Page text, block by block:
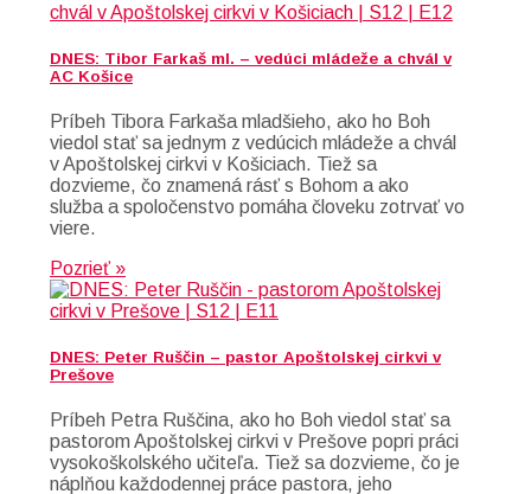
DNES: Tibor Farkaš ml. – vedúci mládeže a chvál v
AC Košice
Príbeh Tibora Farkaša mladšieho, ako ho Boh
viedol stať sa jednym z vedúcich mládeže a chvál
v Apoštolskej cirkvi v Košiciach. Tiež sa
dozvieme, čo znamená rásť s Bohom a ako
služba a spoločenstvo pomáha človeku zotrvať vo
viere.
Pozrieť »
DNES: Peter Ruščin – pastor Apoštolskej cirkvi v
Prešove
Príbeh Petra Ruščina, ako ho Boh viedol stať sa
pastorom Apoštolskej cirkvi v Prešove popri práci
vysokoškolského učiteľa. Tiež sa dozvieme, čo je
náplňou každodennej práce pastora, jeho